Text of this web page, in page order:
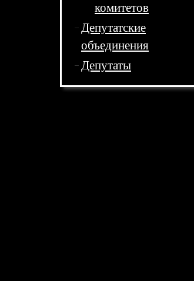
комитетов
Депутатские
объединения
Депутаты